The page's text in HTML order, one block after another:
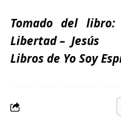
Tomado del
Libertad– Jesús
Libros de Yo Soy